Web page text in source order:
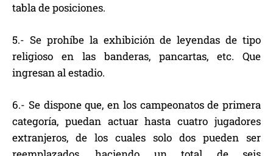
tabla de posiciones.
5.- Se prohíbe la exhibición de leyendas de tipo
religioso en las banderas, pancartas, etc. Que
ingresan al estadio.
6.- Se dispone que, en los campeonatos de primera
categoría, puedan actuar hasta cuatro jugadores
extranjeros, de los cuales solo dos pueden ser